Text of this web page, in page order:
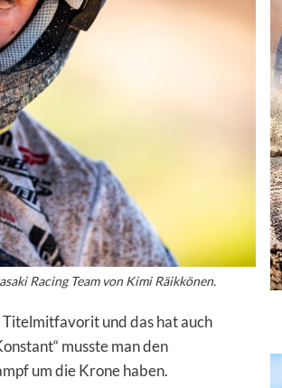
Racing Team von Kimi Räikkönen.
und das hat auch
musste man den
um die Krone haben.